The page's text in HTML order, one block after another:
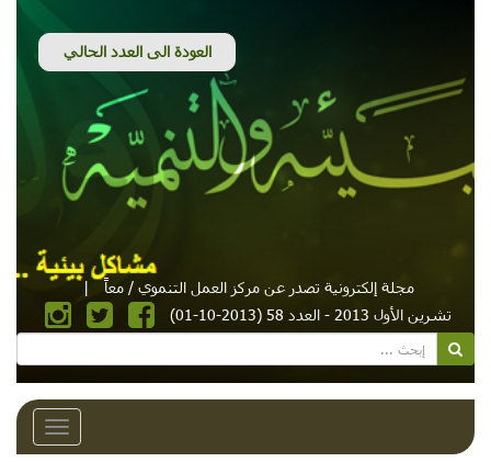
مجلة إلكترونية تصدر عن مركز العمل التنموي / معاً
|
تشرين الأول 2013 - العدد 58 (2013-10-01)
Toggle